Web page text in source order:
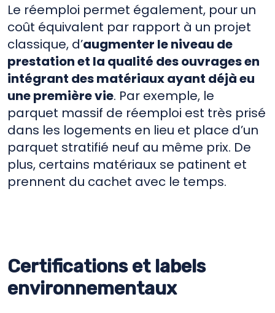
Le réemploi permet également, pour un
coût équivalent par rapport à un projet
classique, d’augmenter le niveau de
prestation et la qualité des ouvrages en
intégrant des matériaux ayant déjà eu
une première vie. Par exemple, le
parquet massif de réemploi est très prisé
dans les logements en lieu et place d’un
parquet stratifié neuf au même prix. De
plus, certains matériaux se patinent et
prennent du cachet avec le temps.
Certifications et labels
environnementaux